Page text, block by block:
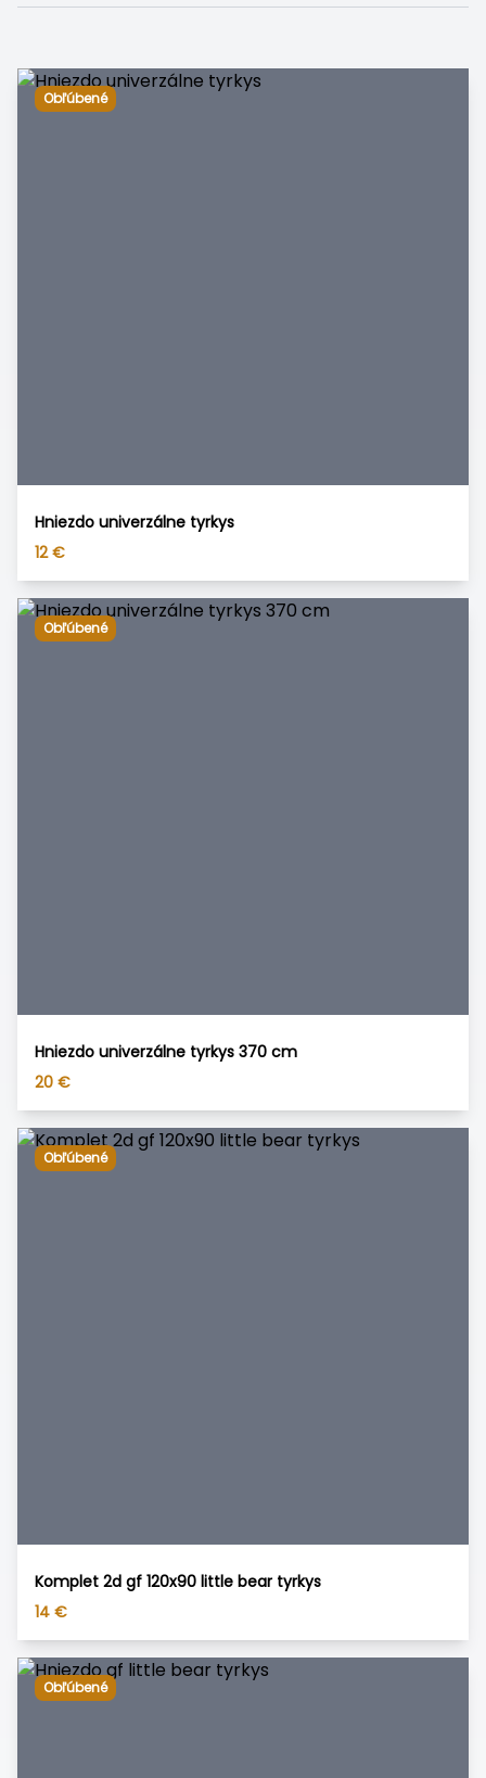
Obľúbené
Hniezdo univerzálne tyrkys
12 €
Obľúbené
Hniezdo univerzálne tyrkys 370 cm
20 €
Obľúbené
Komplet 2d gf 120x90 little bear tyrkys
14 €
Obľúbené